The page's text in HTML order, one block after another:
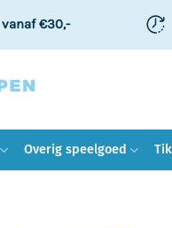
€30,-
Overig speelgoed